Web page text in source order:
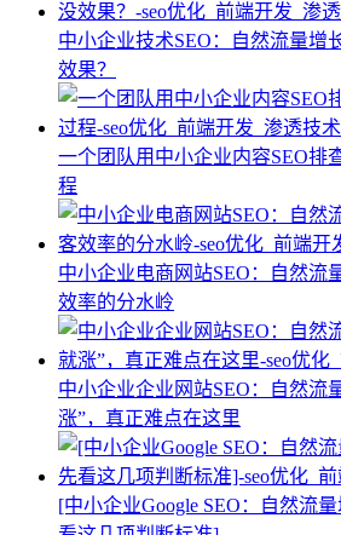
中小企业技术SEO：自然流量增
效果？
一个团队用中小企业内容SEO排
程
中小企业电商网站SEO：自然流
效率的分水岭
中小企业企业网站SEO：自然流
涨”，真正难点在这里
[中小企业Google SEO：自然流